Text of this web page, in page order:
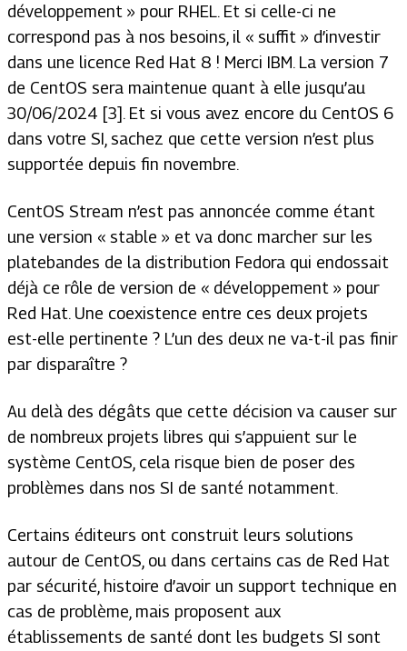
développement » pour RHEL. Et si celle-ci ne
correspond pas à nos besoins, il « suffit » d’investir
dans une licence Red Hat 8 ! Merci IBM. La version 7
de CentOS sera maintenue quant à elle jusqu’au
30/06/2024 [3]. Et si vous avez encore du CentOS 6
dans votre SI, sachez que cette version n’est plus
supportée depuis fin novembre.
CentOS Stream n’est pas annoncée comme étant
une version « stable » et va donc marcher sur les
platebandes de la distribution Fedora qui endossait
déjà ce rôle de version de « développement » pour
Red Hat. Une coexistence entre ces deux projets
est-elle pertinente ? L’un des deux ne va-t-il pas finir
par disparaître ?
Au delà des dégâts que cette décision va causer sur
de nombreux projets libres qui s’appuient sur le
système CentOS, cela risque bien de poser des
problèmes dans nos SI de santé notamment.
Certains éditeurs ont construit leurs solutions
autour de CentOS, ou dans certains cas de Red Hat
par sécurité, histoire d’avoir un support technique en
cas de problème, mais proposent aux
établissements de santé dont les budgets SI sont